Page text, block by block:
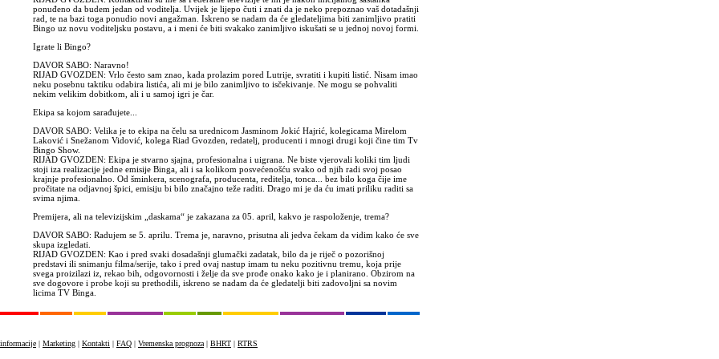
ponuđeno da budem jedan od voditelja. Uvijek je lijepo čuti i znati da je neko prepoznao vaš dotadašnji
rad, te na bazi toga ponudio novi angažman. Iskreno se nadam da će gledateljima biti zanimljivo pratiti
Bingo uz novu voditeljsku postavu, a i meni će biti svakako zanimljivo iskušati se u jednoj novoj formi.
Igrate li Bingo?
DAVOR SABO: Naravno!
RIJAD GVOZDEN: Vrlo često sam znao, kada prolazim pored Lutrije, svratiti i kupiti listić. Nisam imao
neku posebnu taktiku odabira listića, ali mi je bilo zanimljivo to isčekivanje. Ne mogu se pohvaliti
nekim velikim dobitkom, ali i u samoj igri je čar.
Ekipa sa kojom sarađujete...
DAVOR SABO: Velika je to ekipa na čelu sa urednicom Jasminom Jokić Hajrić, kolegicama Mirelom
Laković i Snežanom Vidović, kolega Riad Gvozden, redatelj, producenti i mnogi drugi koji čine tim Tv
Bingo Show.
RIJAD GVOZDEN: Ekipa je stvarno sjajna, profesionalna i uigrana. Ne biste vjerovali koliki tim ljudi
stoji iza realizacije jedne emisije Binga, ali i sa kolikom posvećenošću svako od njih radi svoj posao
krajnje profesionalno. Od šminkera, scenografa, producenta, reditelja, tonca... bez bilo koga čije ime
pročitate na odjavnoj špici, emisiju bi bilo značajno teže raditi. Drago mi je da ću imati priliku raditi sa
svima njima.
Premijera, ali na televizijskim „daskama“ je zakazana za 05. april, kakvo je raspoloženje, trema?
DAVOR SABO: Radujem se 5. aprilu. Trema je, naravno, prisutna ali jedva čekam da vidim kako će sve
skupa izgledati.
RIJAD GVOZDEN: Kao i pred svaki dosadašnji glumački zadatak, bilo da je riječ o pozorišnoj
predstavi ili snimanju filma/serije, tako i pred ovaj nastup imam tu neku pozitivnu tremu, koja prije
svega proizilazi iz, rekao bih, odgovornosti i želje da sve prođe onako kako je i planirano. Obzirom na
sve dogovore i probe koji su prethodili, iskreno se nadam da će gledatelji biti zadovoljni sa novim
licima TV Binga.
| Marketing | Kontakti | FAQ | Vremenska prognoza | BHRT | RTRS